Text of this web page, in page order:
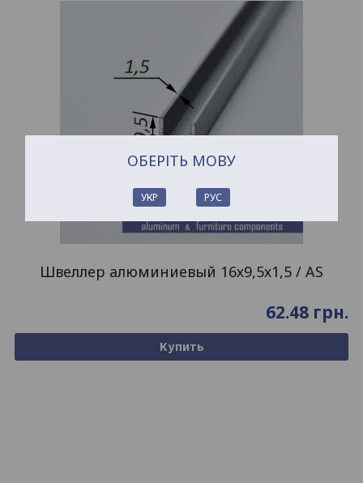
Швеллер алюминиевый 16х9,5х1,5 / AS
62.48 грн.
Купить
ОБЕРІТЬ МОВУ
УКР РУС